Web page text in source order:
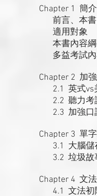
Chapter 1 簡介
前言、本書
適用對象
本書內容綱
多益考試內
Chapter 2 加
2.1 英式vs
2.2 聽力考
2.3 加強口
Chapter 3 單
3.1 大腦儲
3.2 垃圾故
Chapter 4 文
4.1 文法初